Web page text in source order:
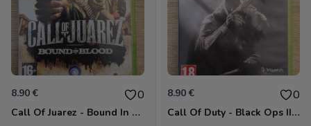
8.90 € 0
Call Of Juarez - Bound In Blood Xbox 360
8.90 € 0
Call Of Duty - Black Ops II Xbox 360